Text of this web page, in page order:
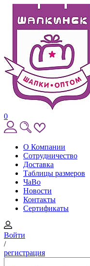
0
О Компании
Сотрудничество
Доставка
Таблицы размеров
ЧаВо
Новости
Контакты
Сертификаты
Войти
/
регистрация